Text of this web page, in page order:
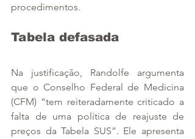
procedimentos.
Tabela defasada
Na justificação, Randolfe argumenta
que o Conselho Federal de Medicina
(CFM) “tem reiteradamente criticado a
falta de uma política de reajuste de
preços da Tabela SUS”. Ele apresenta